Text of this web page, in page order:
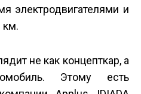
электродвигателями и
км.
не как концепт­кар, а
Этому есть